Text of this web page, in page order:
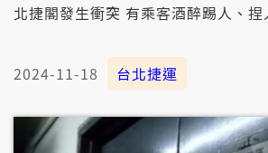
北捷閣發生衝突 有乘客酒醉踢人、捏
2024-11-18 台北捷運